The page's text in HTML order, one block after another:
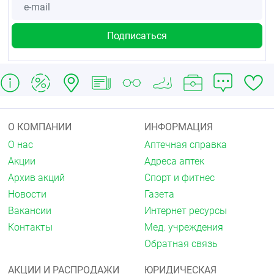
Выведение
Метформин выводится в неизменённом виде
почками.
мл/мин, что указывает на то, что метформин
выводится за счёт клубочковой фильтрации и
6,5 часов. При нарушенной функции почек клиренс
клиренсу креатинина, увеличивается период
полувыведения, что может приводить к
увеличению концентрации метформина в плазме.
Показания
Сахарный диабет 2 типа у взрослых, особенно у
пациентов с ожирением, при неэффективности
диетотерапии и физических нагрузок:
в сочетании с другими пероральными
О КОМПАНИИ
О нас
Акции
Архив акций
Новости
Вакансии
Контакты
ИНФОРМАЦИЯ
Аптечная справка
Адреса аптек
Спорт и фитнес
Газета
Интернет ресурсы
Мед. учреждения
Обратная связь
АКЦИИ И РАСПРОДАЖИ
ЮРИДИЧЕСКАЯ